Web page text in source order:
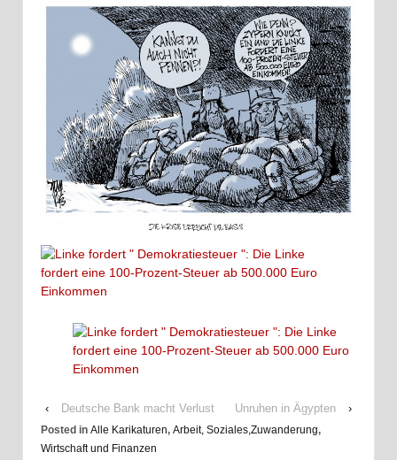
‹ Deutsche Bank macht Verlust Unruhen in Ägypten ›
Posted in Alle Karikaturen, Arbeit, Soziales,Zuwanderung,
Wirtschaft und Finanzen